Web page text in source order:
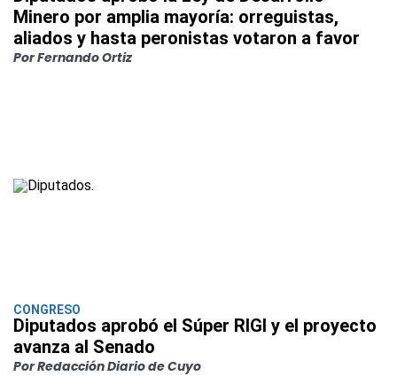
Minero por amplia mayoría: orreguistas,
aliados y hasta peronistas votaron a favor
Por Fernando Ortiz
CONGRESO
Diputados aprobó el Súper RIGI y el proyecto
avanza al Senado
Por Redacción Diario de Cuyo